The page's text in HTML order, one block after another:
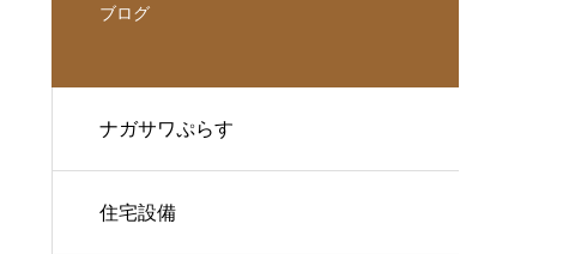
ブログ
ナガサワぷらす
住宅設備